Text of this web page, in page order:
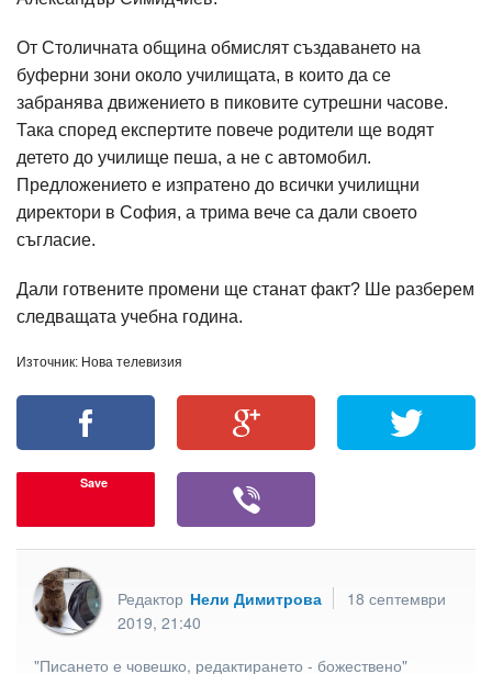
От Столичната община обмислят създаването на
буферни зони около училищата, в които да се
забранява движението в пиковите сутрешни часове.
Така според експертите повече родители ще водят
детето до училище пеша, а не с автомобил.
Предложението е изпратено до всички училищни
директори в София, а трима вече са дали своето
съгласие.
Дали готвените промени ще станат факт? Ше разберем
следващата учебна година.
Източник: Нова телевизия
Save
Редактор Нели Димитрова
18 септември
2019, 21:40
"Писането е човешко, редактирането - божествено"